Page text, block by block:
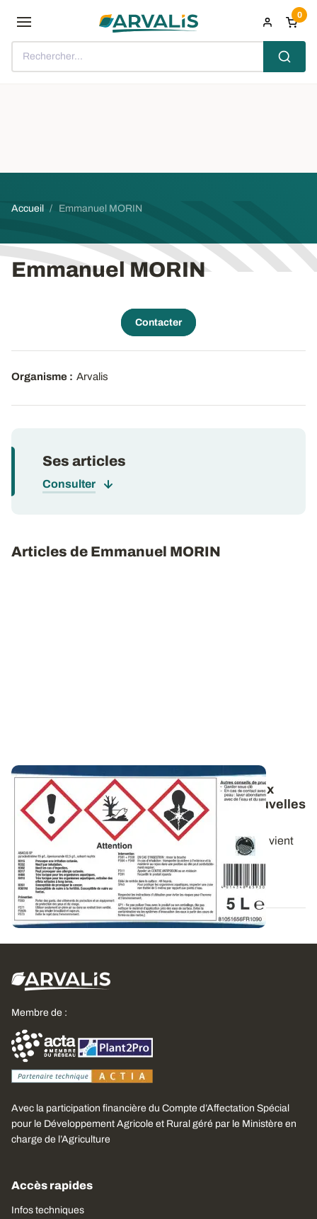
Rechercher...
0
Fil d'Ariane
Accueil Emmanuel MORIN
Emmanuel MORIN
Contacter
Organisme : Arvalis
Ses articles
Consulter
Articles de Emmanuel MORIN
Produits phytosanitaires - Le site dédié aux
mélanges extemporanés s’adapte aux nouvelles
règles
L’outil « Mélanges » d’ARVALIS – Institut du végétal vient
d’être mis à jour avec les...
02 JUIN 2016
Membre de :
Avec la participation financière du Compte d’Affectation Spécial
pour le Développement Agricole et Rural géré par le Ministère en
charge de l’Agriculture
Accès rapides
Infos techniques